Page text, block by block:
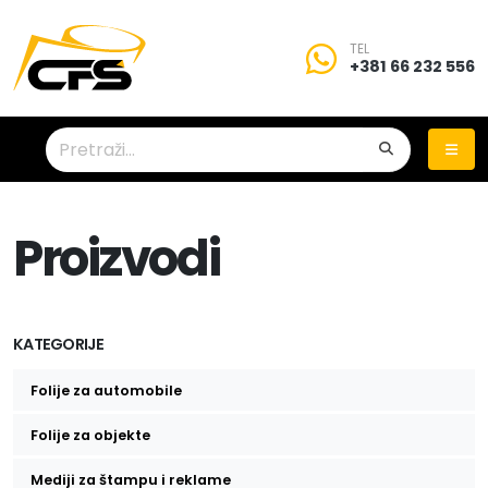
TEL
+381 66 232 556
Proizvodi
KATEGORIJE
Folije za automobile
Folije za zatamnjivanje stakala
Auto folije za promenu boje
Folije za objekte
Zaštitne folije za stakla
Mediji za štampu i reklame